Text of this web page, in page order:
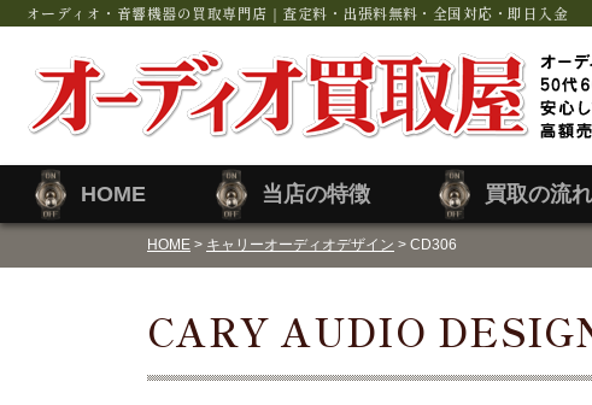
オーディオ・音響機器の買取専門店｜査定料・出張料無料・全国対応・即日入金
HOME 当店の特徴 買取の流れ
HOME > キャリーオーディオデザイン > CD306
CARY AUDIO